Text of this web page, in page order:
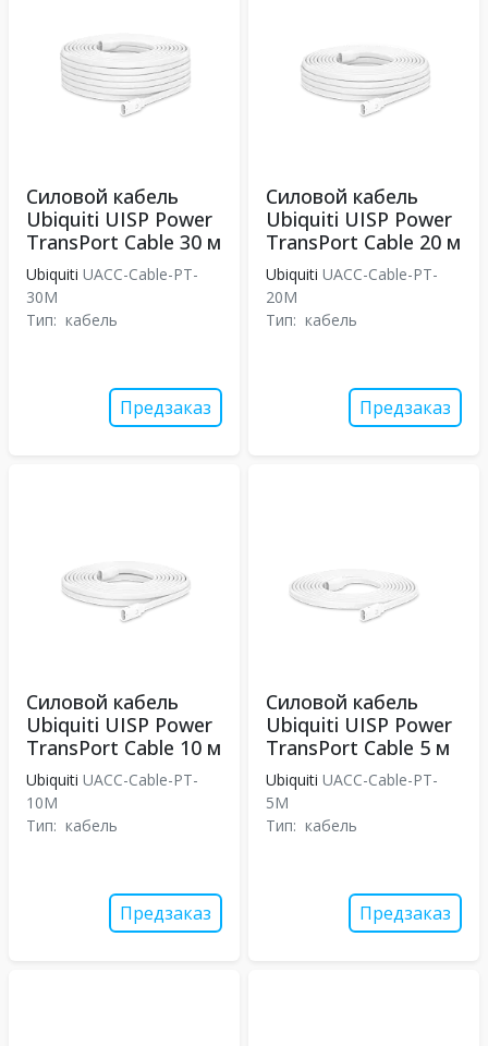
Силовой кабель
Ubiquiti UISP Power
TransPort Cable 30 м
Ubiquiti UACC-Cable-PT-
30M
Тип: кабель
Предзаказ
Силовой кабель
Ubiquiti UISP Power
TransPort Cable 20 м
Ubiquiti UACC-Cable-PT-
20M
Тип: кабель
Предзаказ
Силовой кабель
Ubiquiti UISP Power
TransPort Cable 10 м
Ubiquiti UACC-Cable-PT-
10M
Тип: кабель
Предзаказ
Силовой кабель
Ubiquiti UISP Power
TransPort Cable 5 м
Ubiquiti UACC-Cable-PT-
5M
Тип: кабель
Предзаказ